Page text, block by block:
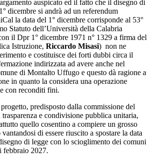
auspicato ed il fatto che il disegno di
dicembre si andrà ad un referendum
la data del 1° dicembre corrisponde al 53°
Statuto dell’Università della Calabria
il Dpr 1° dicembre 1971 n° 1329 a firma del
Istruzione, Riccardo Misasi) non ne
e costituisce dei forti dubbi circa il
indirizzata ad avere anche nel
di Montalto Uffugo e questo dà ragione a
in quanto la considera una operazione
con reconditi fini.
predisposto dalla commissione del
e condivisione pubblica unitaria,
quello cosentino a compiere un grosso
di essere riuscito a spostare la data
di legge con lo scioglimento dei comuni
febbraio 2027.